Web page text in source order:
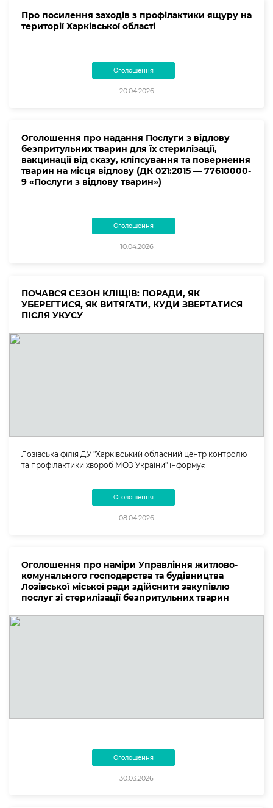
Про посилення заходів з профілактики ящуру на
території Харківської області
Оголошення
20.04.2026
Оголошення про надання Послуги з відлову
безпритульних тварин для їх стерилізації,
вакцинації від сказу, кліпсування та повернення
тварин на місця відлову (ДК 021:2015 — 77610000-
9 «Послуги з відлову тварин»)
Оголошення
10.04.2026
ПОЧАВСЯ СЕЗОН КЛІЩІВ: ПОРАДИ, ЯК
УБЕРЕГТИСЯ, ЯК ВИТЯГАТИ, КУДИ ЗВЕРТАТИСЯ
ПІСЛЯ УКУСУ
Лозівська філія ДУ "Харківський обласний центр контролю
та профілактики хвороб МОЗ України" інформує
Оголошення
08.04.2026
Оголошення про наміри Управління житлово-
комунального господарства та будівництва
Лозівської міської ради здійснити закупівлю
послуг зі стерилізації безпритульних тварин
Оголошення
30.03.2026